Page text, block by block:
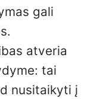
gali
atveria
tai
nusitaikyti į